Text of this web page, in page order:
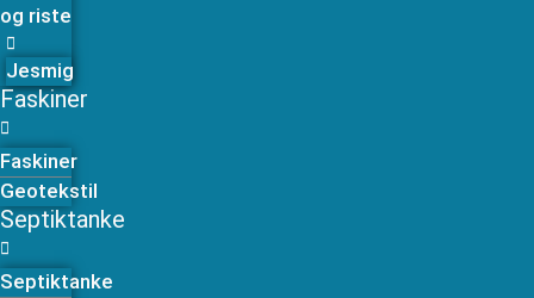
og riste
Jesmig
Faskiner
Faskiner
Geotekstil
Septiktanke
Septiktanke